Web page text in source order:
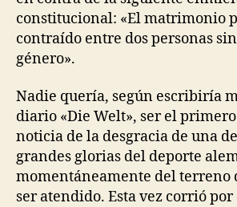
constitucional: «El matrimonio
contraído entre dos personas
género».
Nadie quería, según escribiría
diario «Die Welt», ser el
noticia de la desgracia de una
grandes glorias del deporte
momentáneamente del terreno
ser atendido. Esta vez corrió por